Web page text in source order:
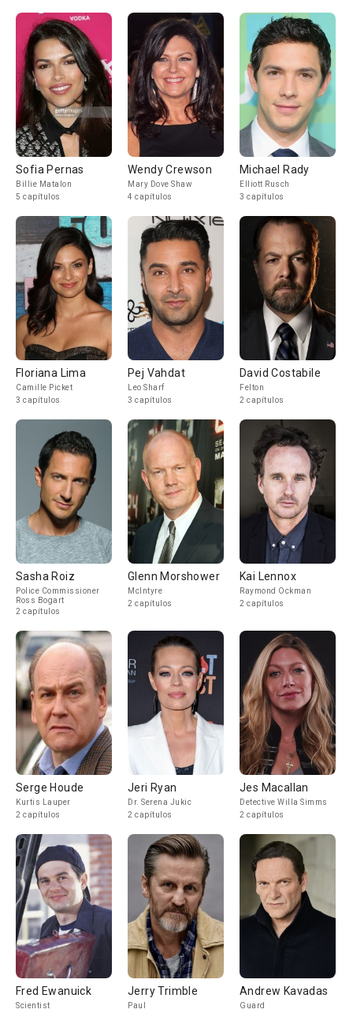
Sofia Pernas
Billie Matalon
5 capítulos
Wendy Crewson
Mary Dove Shaw
4 capítulos
Michael Rady
Elliott Rusch
3 capítulos
Floriana Lima
Camille Picket
3 capítulos
Pej Vahdat
Leo Sharf
3 capítulos
David Costabile
Felton
2 capítulos
Sasha Roiz
Police Commissioner
Ross Bogart
2 capítulos
Glenn Morshower
McIntyre
2 capítulos
Kai Lennox
Raymond Ockman
2 capítulos
Serge Houde
Kurtis Lauper
2 capítulos
Jeri Ryan
Dr. Serena Jukic
2 capítulos
Jes Macallan
Detective Willa Simms
2 capítulos
Fred Ewanuick
Scientist
Jerry Trimble
Paul
Andrew Kavadas
Guard